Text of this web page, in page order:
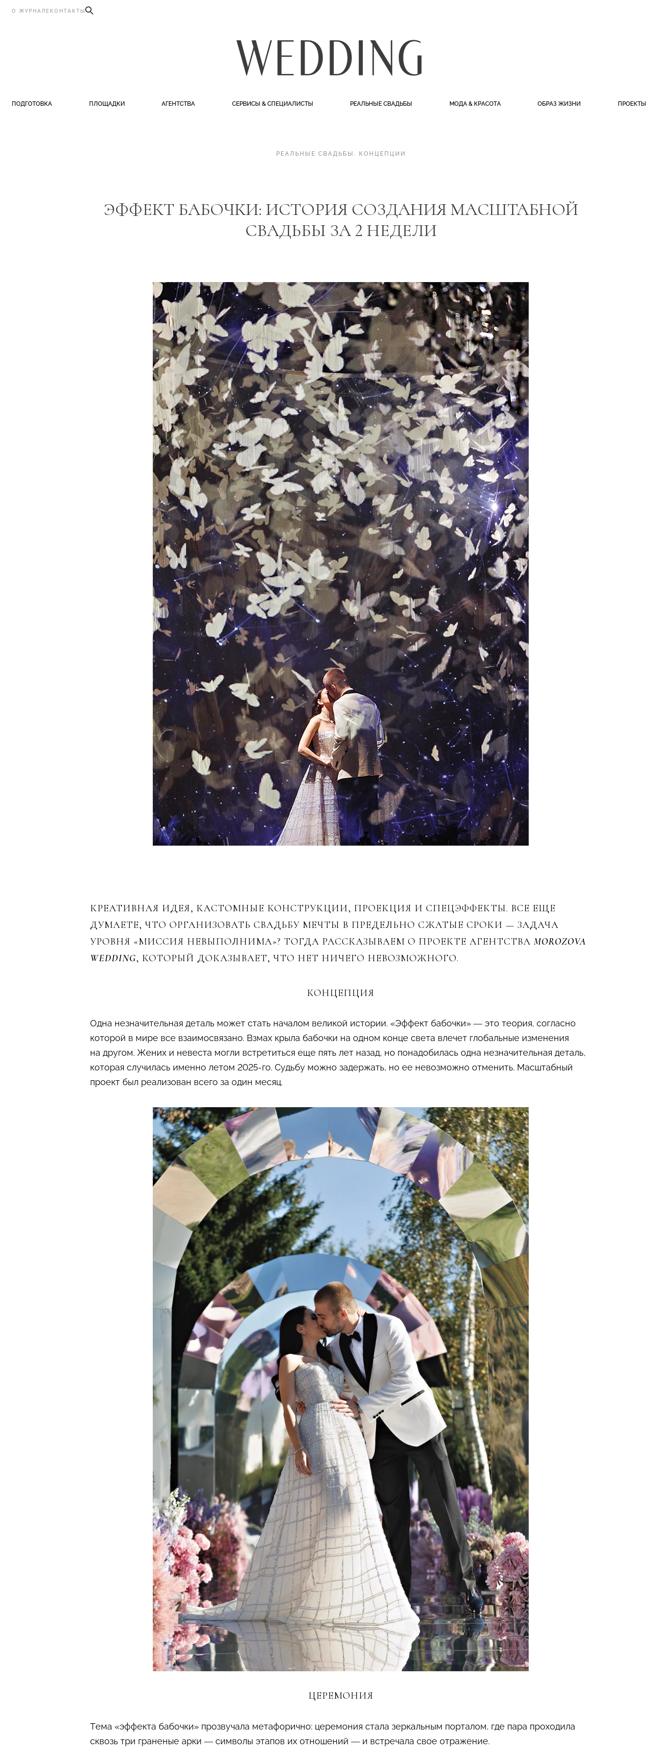
О ЖУРНАЛЕ КОНТАКТЫ
ПОДГОТОВКА ПЛОЩАДКИ АГЕНТСТВА СЕРВИСЫ & СПЕЦИАЛИСТЫ РЕАЛЬНЫЕ СВАДЬБЫ МОДА & КРАСОТА ОБРАЗ ЖИЗНИ ПРОЕКТЫ
РЕАЛЬНЫЕ СВАДЬБЫ . КОНЦЕПЦИИ
ЭФФЕКТ БАБОЧКИ: ИСТОРИЯ СОЗДАНИЯ МАСШТАБНОЙ
СВАДЬБЫ ЗА 2 НЕДЕЛИ
КРЕАТИВНАЯ ИДЕЯ, КАСТОМНЫЕ КОНСТРУКЦИИ, ПРОЕКЦИЯ И СПЕЦЭФФЕКТЫ. ВСЕ ЕЩЕ
ДУМАЕТЕ, ЧТО ОРГАНИЗОВАТЬ СВАДЬБУ МЕЧТЫ В ПРЕДЕЛЬНО СЖАТЫЕ СРОКИ — ЗАДАЧА
УРОВНЯ «МИССИЯ НЕВЫПОЛНИМА»? ТОГДА РАССКАЗЫВАЕМ О ПРОЕКТЕ АГЕНТСТВА MOROZOVA
WEDDING, КОТОРЫЙ ДОКАЗЫВАЕТ, ЧТО НЕТ НИЧЕГО НЕВОЗМОЖНОГО.
КОНЦЕПЦИЯ
Одна незначительная деталь может стать началом великой истории. «Эффект бабочки» — это теория, согласно
которой в мире все взаимосвязано. Взмах крыла бабочки на одном конце света влечет глобальные изменения
на другом. Жених и невеста могли встретиться еще пять лет назад, но понадобилась одна незначительная деталь,
которая случилась именно летом 2025-го. Судьбу можно задержать, но ее невозможно отменить. Масштабный
проект был реализован всего за один месяц.
ЦЕРЕМОНИЯ
Тема «эффекта бабочки» прозвучала метафорично: церемония стала зеркальным порталом, где пара проходила
сквозь три граненые арки — символы этапов их отношений — и встречала свое отражение.